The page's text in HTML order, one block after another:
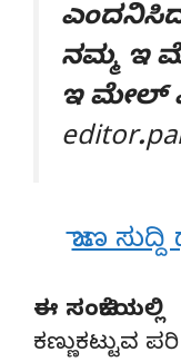
ನಮ್ಮ ಇ
ಇ ಮೇಲ್
ಜಾಣ
ಈ ಸಂಚಿಕೆಯಲ್ಲಿ
ಕಣ್ಣುಕಟ್ಟುವ ಪರಿ